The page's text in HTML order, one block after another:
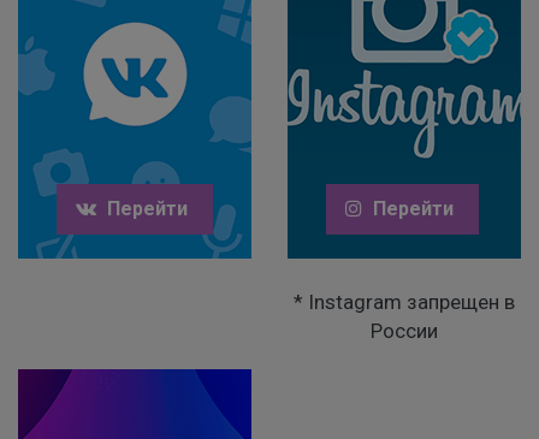
Перейти Перейти
* Instagram запрещен в
России